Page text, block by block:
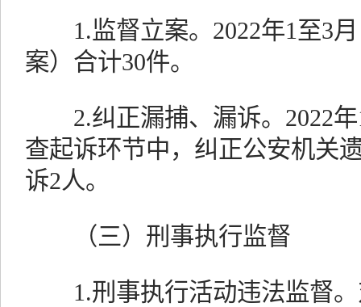
1.监督立案。2022年1至3月
案）合计30件。
2.纠正漏捕、漏诉。2022年
查起诉环节中，纠正公安机关
诉2人。
（三）刑事执行监督
1.刑事执行活动违法监督。